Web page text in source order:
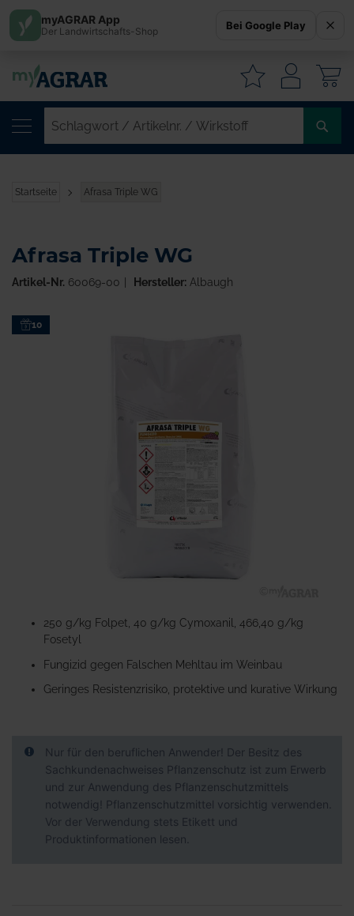
Startseite Afrasa Triple WG
Zum10
Anfang
springen
Afrasa Triple WG
Artikel-Nr. 60069-00 Hersteller:Albaugh
250 g/kg Folpet, 40 g/kg Cymoxanil, 466,40 g/kg
Fosetyl
Fungizid gegen Falschen Mehltau im Weinbau
Geringes Resistenzrisiko, protektive und kurative Wirkung
Nur für den beruflichen Anwender! Der Besitz des
Sachkundenachweises Pflanzenschutz ist zum Erwerb
und zur Anwendung des Pflanzenschutzmittels
notwendig! Pflanzenschutzmittel vorsichtig verwenden.
Vor der Verwendung stets Etikett und
Produktinformationen lesen.
myAGRAR App
Der Landwirtschafts-Shop Bei Google Play